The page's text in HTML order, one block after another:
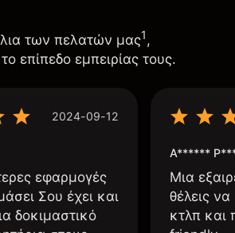
των πελατών μας1,
επίπεδο εμπειρίας τους.
2024-09-12
εφαρμογές
Σου έχει και
δοκιμαστικό
A******
Μια
θέλεις
κτλπ και